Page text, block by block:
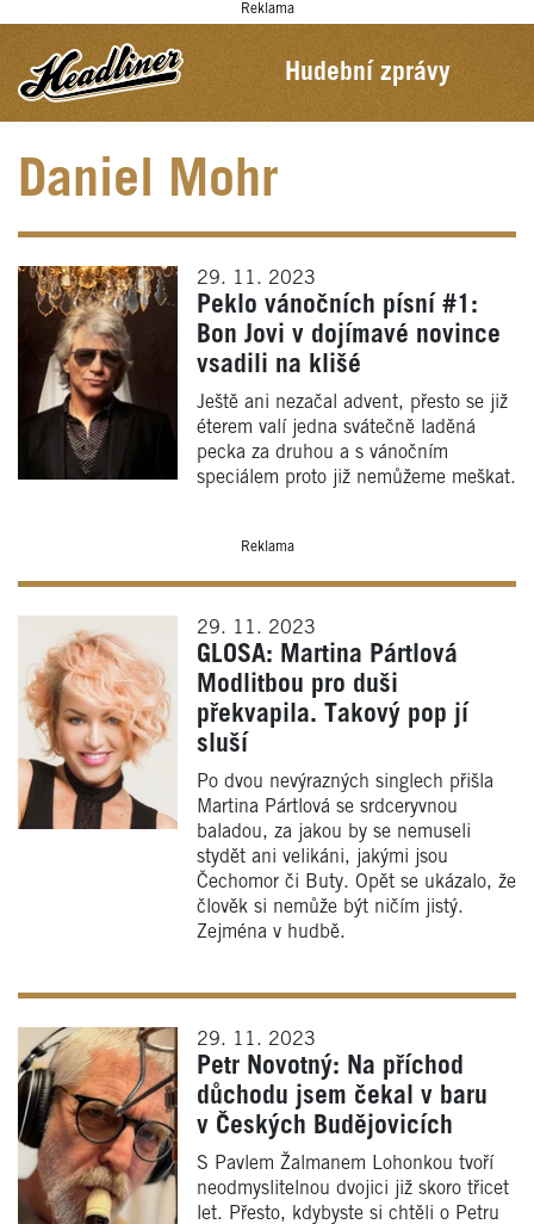
Reklama
Hudební zprávy
Daniel Mohr
29. 11. 2023
Peklo vánočních písní #1:
Bon Jovi v dojímavé novince
vsadili na klišé
Ještě ani nezačal advent, přesto se již
éterem valí jedna svátečně laděná
pecka za druhou a s vánočním
speciálem proto již nemůžeme meškat.
Reklama
29. 11. 2023
GLOSA: Martina Pártlová
Modlitbou pro duši
překvapila. Takový pop jí
sluší
Po dvou nevýrazných singlech přišla
Martina Pártlová se srdceryvnou
baladou, za jakou by se nemuseli
stydět ani velikáni, jakými jsou
Čechomor či Buty. Opět se ukázalo, že
člověk si nemůže být ničím jistý.
Zejména v hudbě.
29. 11. 2023
Petr Novotný: Na příchod
důchodu jsem čekal v baru
v Českých Budějovicích
S Pavlem Žalmanem Lohonkou tvoří
neodmyslitelnou dvojici již skoro třicet
let. Přesto, kdybyste si chtěli o Petru